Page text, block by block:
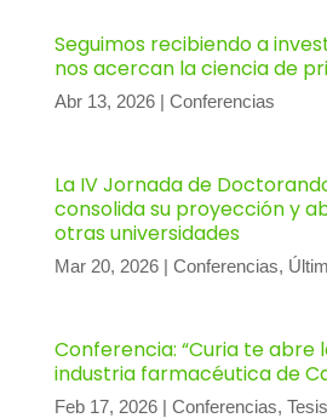
Seguimos recibiendo a
nos acercan la ciencia de
Abr 13, 2026| Conferencias
La IV Jornada de
consolida su proyección y
otras universidades
Mar 20, 2026| Conferencias,
Conferencia: “Curia te abre
industria farmacéutica de
Feb 17, 2026| Conferencias,